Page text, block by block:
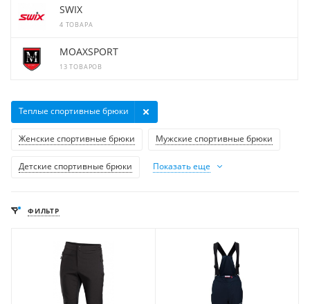
SWIX
4 ТОВАРА
MOAXSPORT
13 ТОВАРОВ
Женские спортивные брюки Мужские спортивные брюки
Детские спортивные брюки
Теплые спортивные брюки
Показать еще
ФИЛЬТР